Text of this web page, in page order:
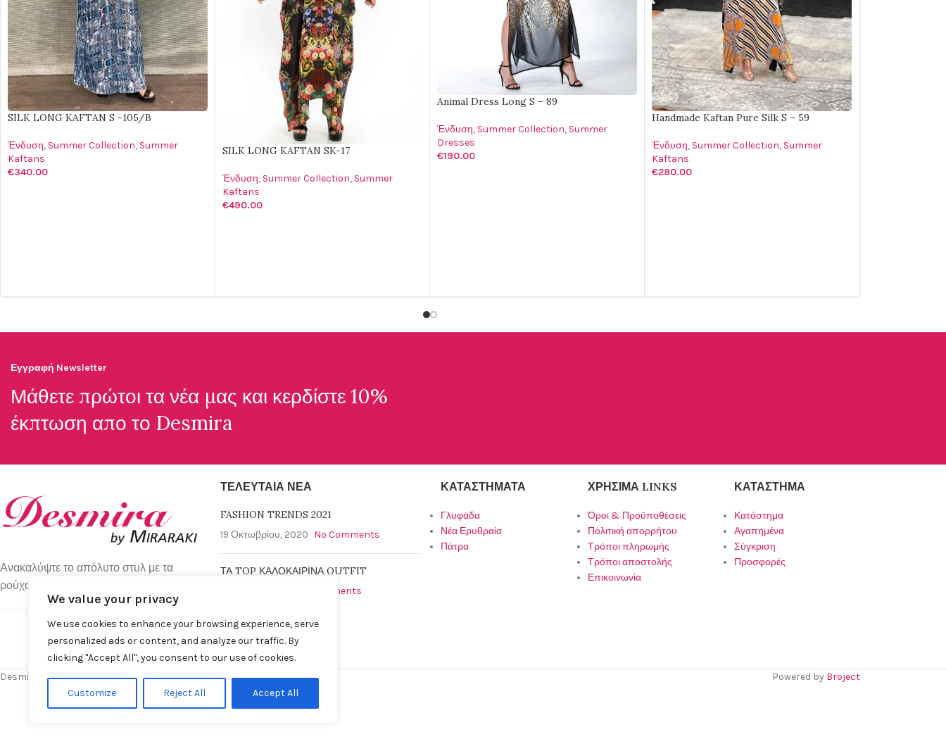
We value your privacy
We use cookies to enhance your browsing experience, serve
personalized ads or content, and analyze our traffic. By
clicking "Accept All", you consent to our use of cookies.
Customize Reject All Accept All
SILK LONG KAFTAN S -105/B
Ένδυση, Summer Collection, Summer
Kaftans
€340.00
SILK LONG KAFTAN SK-17
Ένδυση, Summer Collection, Summer
Kaftans
€490.00
Animal Dress Long S – 89
Ένδυση, Summer Collection, Summer
Dresses
€190.00
Handmade Kaftan Pure Silk S – 59
Ένδυση, Summer Collection, Summer
Kaftans
€280.00
Εγγραφή Newsletter
Μάθετε πρώτοι τα νέα μας και κερδίστε 10%
έκπτωση απο το Desmira
Ανακαλύψτε το απόλυτο στυλ με τα
ρούχα απο τη Desmira Collection.
ΤΕΛΕΥΤΑΊΑ ΝΈΑ
FASHION TRENDS 2021
19 Οκτωβρίου, 2020 No Comments
ΤΑ TOP ΚΑΛΟΚΑΙΡΙΝΑ OUTFIT
No Comments
ΚΑΤΑΣΤΉΜΑΤΑ
Γλυφάδα
Νέα Ερυθραία
Πάτρα
ΧΡΉΣΙΜΑ LINKS
Όροι & Προϋποθέσεις
Πολιτική απορρήτου
Τρόποι πληρωμής
Τρόποι αποστολής
Επικοινωνία
ΚΑΤΆΣΤΗΜΑ
Κατάστημα
Αγαπημένα
Σύγκριση
Προσφορές
Desmira by Despina Miraraki S.A. © 2025 | All rights Reserved Powered by Broject